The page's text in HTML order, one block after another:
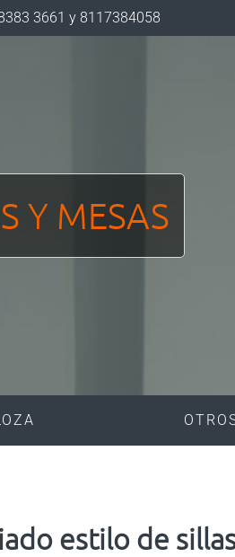
3661 y 8117384058
Y MESAS
estilo de